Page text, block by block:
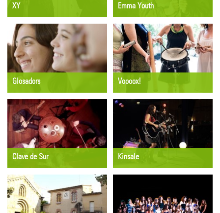
XY
TAST DE CONCERTS
Divendres 19 de juny
19:30 h
Triops
Emma Youth
TAST DE CONCERTS
Dissabte 20 de juny
16:30 h
Gelats Artesans Janeret
Glosadors
DOCUMENTAL / TALLER
OBERT
Dissabte 20 de juny
17:15 h
Ateneu Bar
Voooox!
TALLER
Diumenge 21 de juny
Teatre Municipal de Banyoles
Clave de Sur
TAST DE CONCERTS
Diumenge 21 de juny
12 h
Els Banys Vells
Kinsale
TAST DE CONCERTS
La Taverna de Smaug